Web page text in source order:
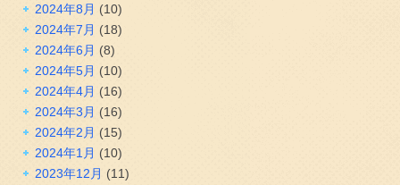
2024年8月 (10)
2024年7月 (18)
2024年6月 (8)
2024年5月 (10)
2024年4月 (16)
2024年3月 (16)
2024年2月 (15)
2024年1月 (10)
2023年12月 (11)